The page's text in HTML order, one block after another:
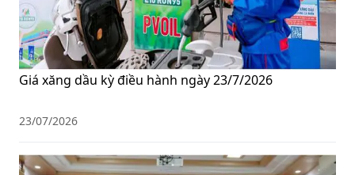
Giá xăng dầu kỳ điều hành ngày 23/7/2026
23/07/2026